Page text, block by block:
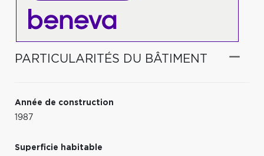
PARTICULARITÉS DU BÂTIMENT
Année de construction
1987
Superficie habitable